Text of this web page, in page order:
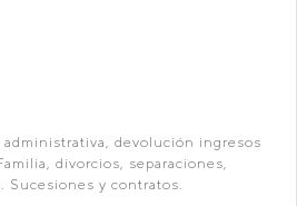
administrativa, devolución ingresos
divorcios, separaciones,
Sucesiones y contratos.